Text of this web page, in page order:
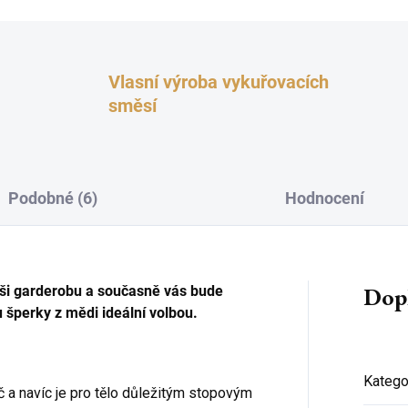
Vlasní výroba vykuřovacích
směsí
Podobné (6) Hodnocení
garderobu a současně vás bude
šperky z mědi ideální volbou.
a navíc je pro tělo důležitým stopovým